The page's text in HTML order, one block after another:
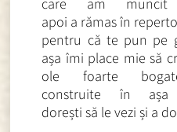
apoi a rămas în
pentru că te pun pe
așa îmi place mie să
ole foarte
construite în
dorești să le vezi și a